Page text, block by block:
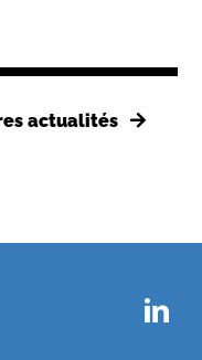
actualités